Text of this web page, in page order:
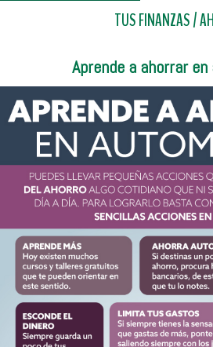
TUS FINANZAS/
Aprende a ahorrar